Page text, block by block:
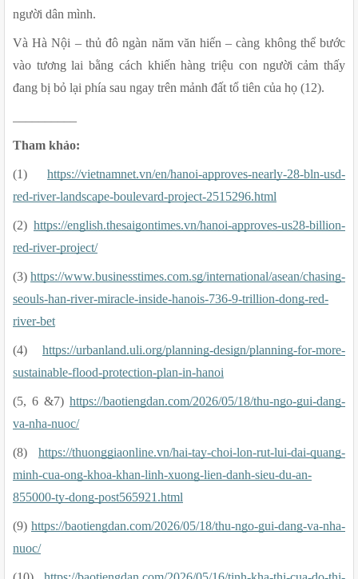
người dân mình.
Và Hà Nội – thủ đô ngàn năm văn hiến – càng không thể bước
vào tương lai bằng cách khiến hàng triệu con người cảm thấy
đang bị bỏ lại phía sau ngay trên mảnh đất tổ tiên của họ (12).
Tham khảo:
(1) https://vietnamnet.vn/en/hanoi-approves-nearly-28-bln-usd-
red-river-landscape-boulevard-project-2515296.html
(2) https://english.thesaigontimes.vn/hanoi-approves-us28-billion-
red-river-project/
(3) https://www.businesstimes.com.sg/international/asean/chasing-
seouls-han-river-miracle-inside-hanois-736-9-trillion-dong-red-
river-bet
(4) https://urbanland.uli.org/planning-design/planning-for-more-
sustainable-flood-protection-plan-in-hanoi
(5, 6 &7) https://baotiengdan.com/2026/05/18/thu-ngo-gui-dang-
va-nha-nuoc/
(8) https://thuonggiaonline.vn/hai-tay-choi-lon-rut-lui-dai-quang-
minh-cua-ong-khoa-khan-linh-xuong-lien-danh-sieu-du-an-
855000-ty-dong-post565921.html
(9) https://baotiengdan.com/2026/05/18/thu-ngo-gui-dang-va-nha-
nuoc/